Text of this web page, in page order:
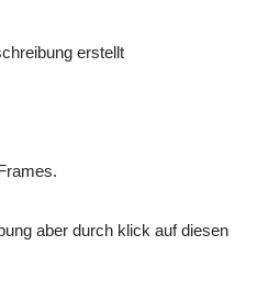
erstellt
aber durch klick auf diesen